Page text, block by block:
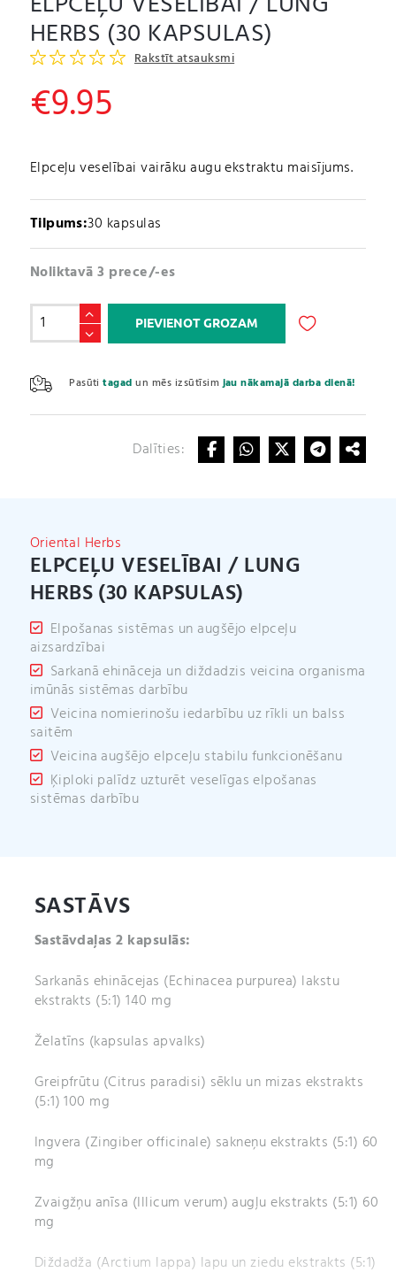
HERBS (30 KAPSULAS)
Rakstīt atsauksmi
€9.95
Elpceļu veselībai vairāku augu ekstraktu maisījums.
Tilpums:30 kapsulas
Noliktavā 3 prece/-es
Elpceļu
veselībai
Lung
Herbs
(30
PIEVIENOT GROZAM
Pasūtitagad un mēs izsūtīsimjau nākamajā darba dienā!
e
r
n
Dalīties:
Oriental Herbs
ELPCEĻU VESELĪBAI / LUNG
HERBS (30 KAPSULAS)
Elpošanas sistēmas un augšējo elpceļu
aizsardzībai
Sarkanā ehināceja un diždadzis veicina organisma
imūnās sistēmas darbību
Veicina nomierinošu iedarbību uz rīkli un balss
saitēm
Veicina augšējo elpceļu stabilu funkcionēšanu
Ķiploki palīdz uzturēt veselīgas elpošanas
sistēmas darbību
SASTĀVS
Sastāvdaļas 2 kapsulās:
Sarkanās ehinācejas (Echinacea purpurea) lakstu
ekstrakts (5:1) 140 mg
Želatīns (kapsulas apvalks)
Greipfrūtu (Citrus paradisi) sēklu un mizas ekstrakts
(5:1) 100 mg
Ingvera (Zingiber officinale) sakneņu ekstrakts (5:1) 60
mg
Zvaigžņu anīsa (Illicum verum) augļu ekstrakts (5:1) 60
mg
Diždadža (Arctium lappa) lapu un ziedu ekstrakts (5:1)